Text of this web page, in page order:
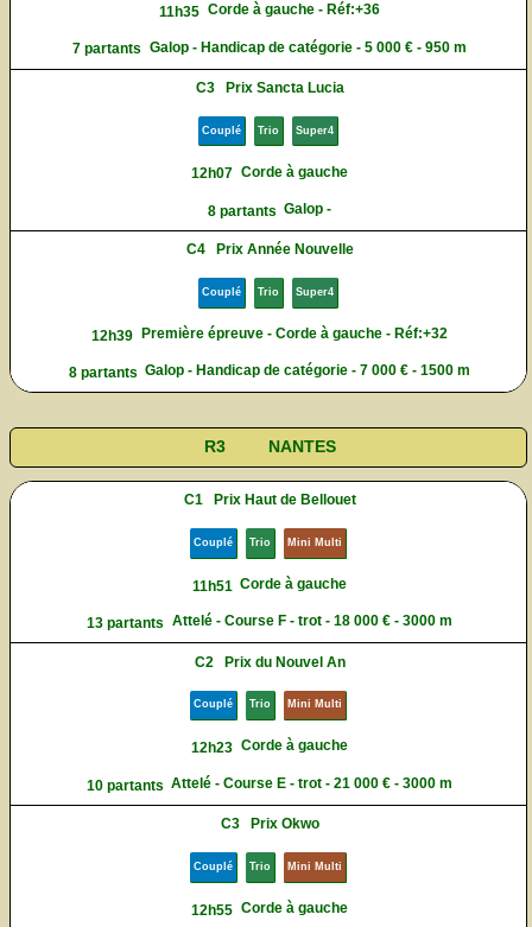
11h35 Corde à gauche - Réf:+36
7 partants Galop - Handicap de catégorie - 5 000 € - 950 m
C3 Prix Sancta Lucia
Couplé Trio Super4
12h07 Corde à gauche
8 partants Galop -
C4 Prix Année Nouvelle
Couplé Trio Super4
12h39 Première épreuve - Corde à gauche - Réf:+32
8 partants Galop - Handicap de catégorie - 7 000 € - 1500 m
R3 NANTES
C1 Prix Haut de Bellouet
Couplé Trio Mini Multi
11h51 Corde à gauche
13 partants Attelé - Course F - trot - 18 000 € - 3000 m
C2 Prix du Nouvel An
Couplé Trio Mini Multi
12h23 Corde à gauche
10 partants Attelé - Course E - trot - 21 000 € - 3000 m
C3 Prix Okwo
Couplé Trio Mini Multi
12h55 Corde à gauche